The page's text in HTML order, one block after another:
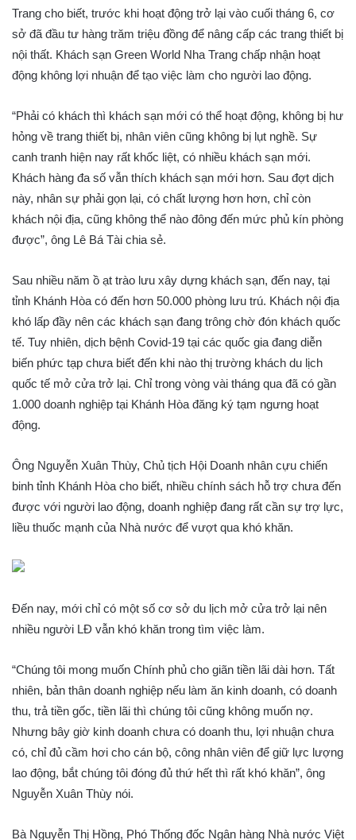
Trang cho biết, trước khi hoạt động trở lại vào cuối tháng 6, cơ
sở đã đầu tư hàng trăm triệu đồng để nâng cấp các trang thiết bị
nội thất. Khách sạn Green World Nha Trang chấp nhận hoạt
động không lợi nhuận để tạo việc làm cho người lao động.
“Phải có khách thì khách sạn mới có thể hoạt động, không bị hư
hỏng về trang thiết bị, nhân viên cũng không bị lụt nghề. Sự
canh tranh hiện nay rất khốc liệt, có nhiều khách sạn mới.
Khách hàng đa số vẫn thích khách sạn mới hơn. Sau đợt dịch
này, nhân sự phải gọn lại, có chất lượng hơn hơn, chỉ còn
khách nội địa, cũng không thể nào đông đến mức phủ kín phòng
được”, ông Lê Bá Tài chia sẻ.
Sau nhiều năm ồ ạt trào lưu xây dựng khách sạn, đến nay, tại
tỉnh Khánh Hòa có đến hơn 50.000 phòng lưu trú. Khách nội địa
khó lấp đầy nên các khách sạn đang trông chờ đón khách quốc
tế. Tuy nhiên, dịch bệnh Covid-19 tại các quốc gia đang diễn
biến phức tạp chưa biết đến khi nào thị trường khách du lịch
quốc tế mở cửa trở lại. Chỉ trong vòng vài tháng qua đã có gần
1.000 doanh nghiệp tại Khánh Hòa đăng ký tạm ngưng hoạt
động.
Ông Nguyễn Xuân Thùy, Chủ tịch Hội Doanh nhân cựu chiến
binh tỉnh Khánh Hòa cho biết, nhiều chính sách hỗ trợ chưa đến
được với người lao động, doanh nghiệp đang rất cần sự trợ lực,
liều thuốc mạnh của Nhà nước để vượt qua khó khăn.
Đến nay, mới chỉ có một số cơ sở du lịch mở cửa trở lại nên
nhiều người LĐ vẫn khó khăn trong tìm việc làm.
“Chúng tôi mong muốn Chính phủ cho giãn tiền lãi dài hơn. Tất
nhiên, bản thân doanh nghiệp nếu làm ăn kinh doanh, có doanh
thu, trả tiền gốc, tiền lãi thì chúng tôi cũng không muốn nợ.
Nhưng bây giờ kinh doanh chưa có doanh thu, lợi nhuận chưa
có, chỉ đủ cầm hơi cho cán bộ, công nhân viên để giữ lực lượng
lao động, bắt chúng tôi đóng đủ thứ hết thì rất khó khăn”, ông
Nguyễn Xuân Thùy nói.
Bà Nguyễn Thị Hồng, Phó Thống đốc Ngân hàng Nhà nước Việt